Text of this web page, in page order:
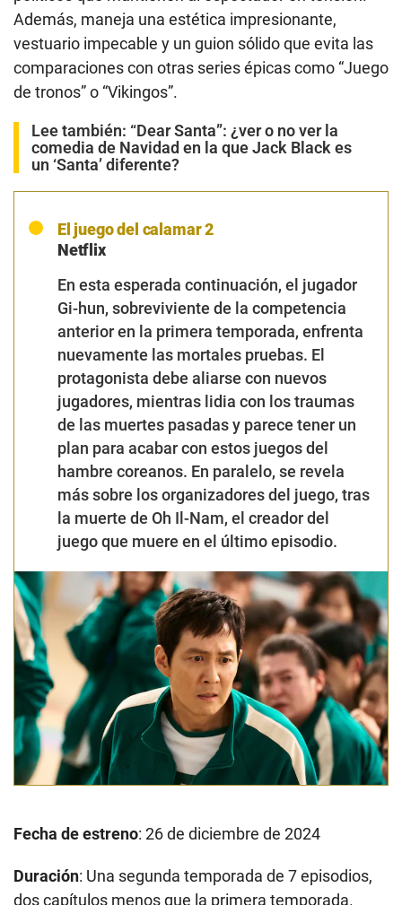
Además, maneja una estética impresionante,
vestuario impecable y un guion sólido que evita las
comparaciones con otras series épicas como “Juego
de tronos” o “Vikingos”.
Lee también: “Dear Santa”: ¿ver o no ver la
comedia de Navidad en la que Jack Black es
un ‘Santa’ diferente?
El juego del calamar 2
Netflix
En esta esperada continuación, el jugador
Gi-hun, sobreviviente de la competencia
anterior en la primera temporada, enfrenta
nuevamente las mortales pruebas. El
protagonista debe aliarse con nuevos
jugadores, mientras lidia con los traumas
de las muertes pasadas y parece tener un
plan para acabar con estos juegos del
hambre coreanos. En paralelo, se revela
más sobre los organizadores del juego, tras
la muerte de Oh Il-Nam, el creador del
juego que muere en el último episodio.
Fecha de estreno: 26 de diciembre de 2024
Duración: Una segunda temporada de 7 episodios,
dos capítulos menos que la primera temporada.